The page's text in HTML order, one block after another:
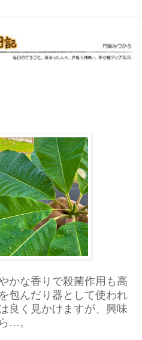
かな香りで殺菌作用も高
包んだり器として使われ
良く見かけますが、興味
…。